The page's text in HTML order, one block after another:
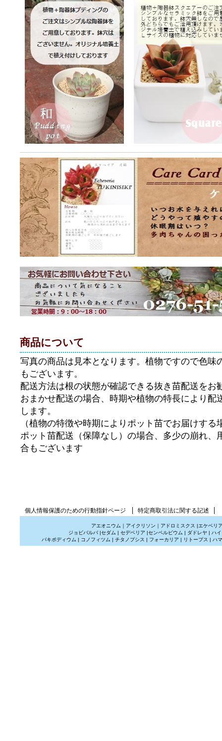
商品について
写真の商品は見本となります。植物ですので色味
もございます。
配送方法は根の状態が確認できる抜き苗配送をお
おまかせ配送の場合、時期や植物の特長により配
します。
（植物の特徴や時期によりポット苗でお届けする
ポット苗配送（保障なし）の場合、多少の崩れ、
合もございます
アエオニウム ｜ アイクリソン ｜ アドロミスクス |エケベリ
ジョビバルバ |セダム | セデベリア |センペルビウム | ダドレヤ | ハ
パキポディウム | コノフィツム | チタノプシス | フォーカリア | リトープス | ハ
個人情報保護のための行動指針ページ 特定商取引法に関する記述